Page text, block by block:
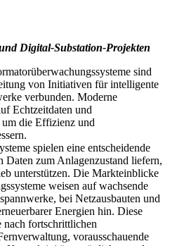
Digital-Substation-Projekten
sind
von Initiativen für intelligente
verbunden. Moderne
Echtzeitdaten und
die Effizienz und
spielen eine entscheidende
zum Anlagenzustand liefern,
unterstützen. Die Markteinblicke
weisen auf wachsende
bei Netzausbauten und
Energien hin. Diese
fortschrittlichen
vorausschauende